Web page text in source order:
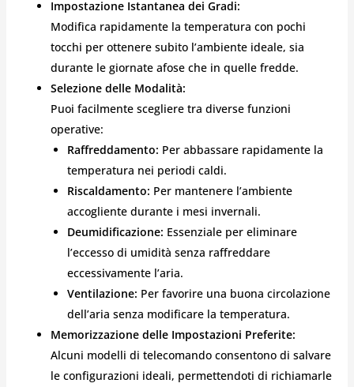
Impostazione Istantanea dei Gradi:
Modifica rapidamente la temperatura con pochi
tocchi per ottenere subito l’ambiente ideale, sia
durante le giornate afose che in quelle fredde.
Selezione delle Modalità:
Puoi facilmente scegliere tra diverse funzioni
operative:
Raffreddamento: Per abbassare rapidamente la
temperatura nei periodi caldi.
Riscaldamento: Per mantenere l’ambiente
accogliente durante i mesi invernali.
Deumidificazione: Essenziale per eliminare
l’eccesso di umidità senza raffreddare
eccessivamente l’aria.
Ventilazione: Per favorire una buona circolazione
dell’aria senza modificare la temperatura.
Memorizzazione delle Impostazioni Preferite:
Alcuni modelli di telecomando consentono di salvare
le configurazioni ideali, permettendoti di richiamarle